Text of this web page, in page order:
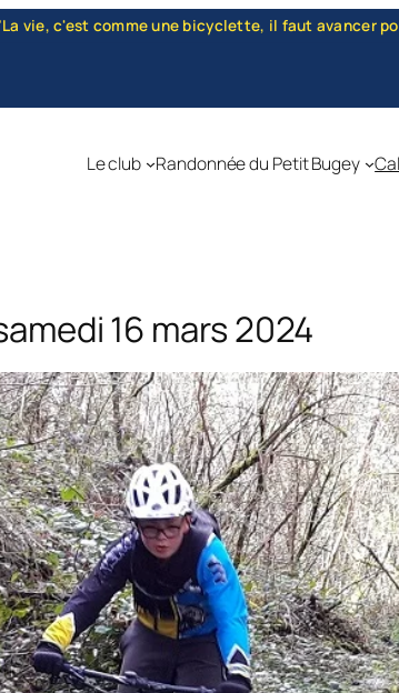
une bicyclette, il faut avancer pour ne pas
Le club Randonnée du Petit Bugey
16 mars 2024